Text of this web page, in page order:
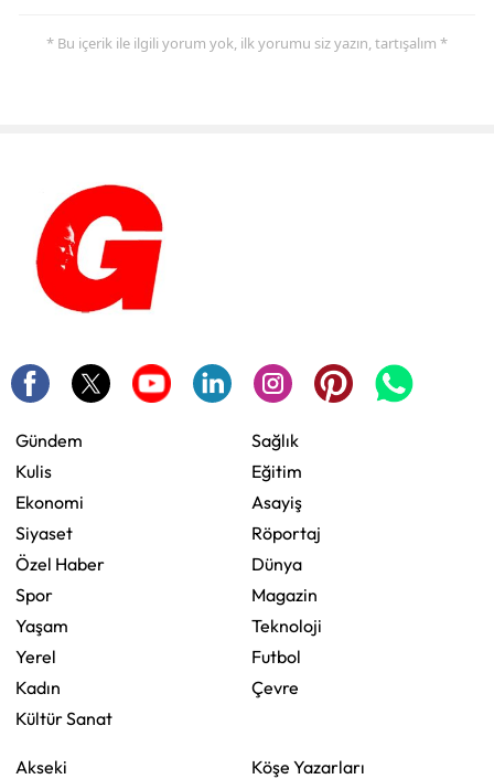
* Bu içerik ile ilgili yorum yok, ilk yorumu siz yazın, tartışalım *
Gündem
Kulis
Ekonomi
Siyaset
Özel Haber
Spor
Yaşam
Yerel
Kadın
Kültür Sanat
Sağlık
Eğitim
Asayiş
Röportaj
Dünya
Magazin
Teknoloji
Futbol
Çevre
Akseki
Köşe Yazarları